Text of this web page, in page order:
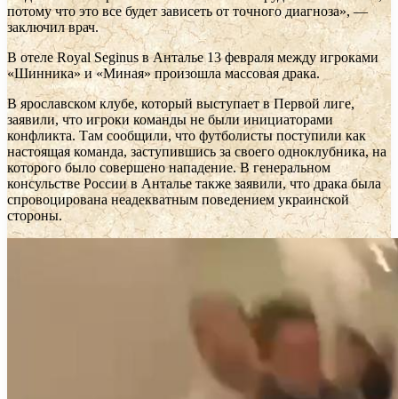
потому что это все будет зависеть от точного диагноза», —
заключил врач.
В отеле Royal Seginus в Анталье 13 февраля между игроками
«Шинника» и «Миная» произошла массовая драка.
В ярославском клубе, который выступает в Первой лиге,
заявили, что игроки команды не были инициаторами
конфликта. Там сообщили, что футболисты поступили как
настоящая команда, заступившись за своего одноклубника, на
которого было совершено нападение. В генеральном
консульстве России в Анталье также заявили, что драка была
спровоцирована неадекватным поведением украинской
стороны.